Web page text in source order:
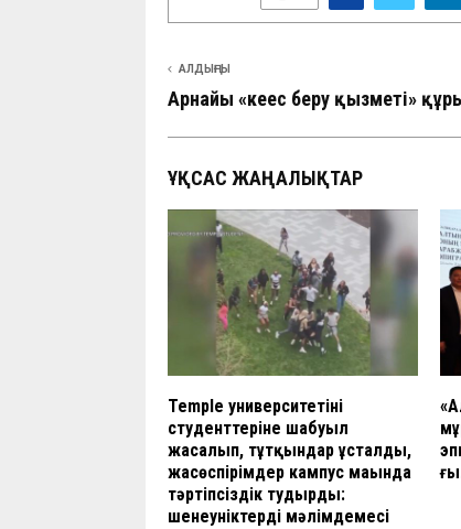
АЛДЫҢҒЫ
Арнайы «кеңес беру қызметі»
ҰҚСАС ЖАҢАЛЫҚТАР
Temple университетінің
студенттеріне шабуыл
жасалып, тұтқындар ұсталды,
жасөспірімдер кампус маңында
тәртіпсіздік тудырды:
шенеуніктердің мәлімдемесі